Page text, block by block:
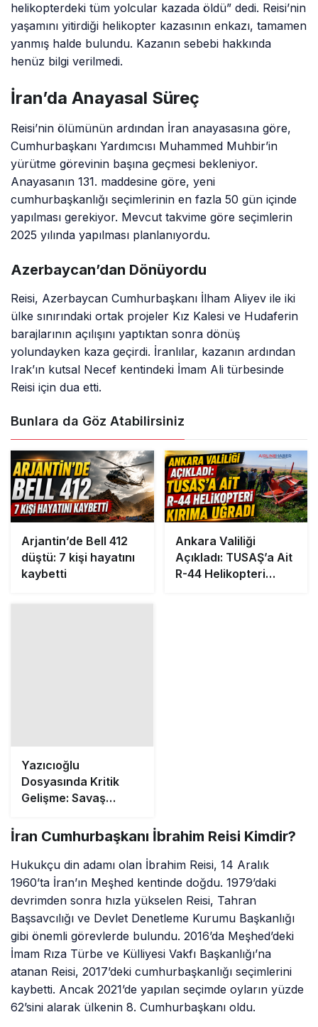
helikopterdeki tüm yolcular kazada öldü” dedi. Reisi’nin
yaşamını yitirdiği helikopter kazasının enkazı, tamamen
yanmış halde bulundu. Kazanın sebebi hakkında
henüz bilgi verilmedi.
İran’da Anayasal Süreç
Reisi’nin ölümünün ardından İran anayasasına göre,
Cumhurbaşkanı Yardımcısı Muhammed Muhbir’in
yürütme görevinin başına geçmesi bekleniyor.
Anayasanın 131. maddesine göre, yeni
cumhurbaşkanlığı seçimlerinin en fazla 50 gün içinde
yapılması gerekiyor. Mevcut takvime göre seçimlerin
2025 yılında yapılması planlanıyordu.
Azerbaycan’dan Dönüyordu
Reisi, Azerbaycan Cumhurbaşkanı İlham Aliyev ile iki
ülke sınırındaki ortak projeler Kız Kalesi ve Hudaferin
barajlarının açılışını yaptıktan sonra dönüş
yolundayken kaza geçirdi. İranlılar, kazanın ardından
Irak’ın kutsal Necef kentindeki İmam Ali türbesinde
Reisi için dua etti.
Bunlara da Göz Atabilirsiniz
Arjantin’de Bell 412
düştü: 7 kişi hayatını
kaybetti
Ankara Valiliği
Açıkladı: TUSAŞ’a Ait
R-44 Helikopteri
Kayıtları İncelemede
İran Cumhurbaşkanı İbrahim Reisi Kimdir?
Hukukçu din adamı olan İbrahim Reisi, 14 Aralık
devrimden sonra hızla yükselen Reisi, Tahran
Başsavcılığı ve Devlet Denetleme Kurumu Başkanlığı
gibi önemli görevlerde bulundu. 2016’da Meşhed’deki
İmam Rıza Türbe ve Külliyesi Vakfı Başkanlığı’na
atanan Reisi, 2017’deki cumhurbaşkanlığı seçimlerini
kaybetti. Ancak 2021’de yapılan seçimde oyların yüzde
62’sini alarak ülkenin 8. Cumhurbaşkanı oldu.
Reisi’nin cumhurbaşkanlığı döneminde özellikle
komşularla ilişkilere öncelik veren bir dış politika
izlendi. Bu dönemde Suudi Arabistan ile ilişkiler 7 yıl